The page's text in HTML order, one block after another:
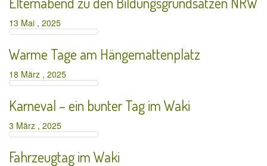
13 Mai , 2025
Warme Tage am Hängemattenplatz
18 März , 2025
Karneval – ein bunter Tag im Waki
3 März , 2025
Fahrzeugtag im Waki